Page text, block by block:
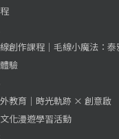
創作課程｜毛線小魔法：泰
驗
教育｜時光軌跡 × 創意啟
化漫遊學習活動